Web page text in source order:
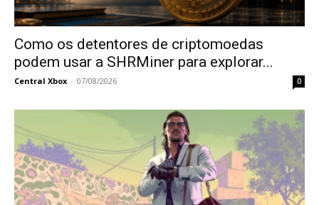
Como os detentores de criptomoedas
podem usar a SHRMiner para explorar...
Central Xbox - 07/08/2026 0